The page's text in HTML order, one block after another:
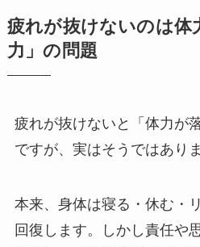
疲れが抜けないのは体
力」の問題
疲れが抜けないと「体力が
ですが、実はそうではあり
本来、身体は寝る・休む・
回復します。しかし責任や